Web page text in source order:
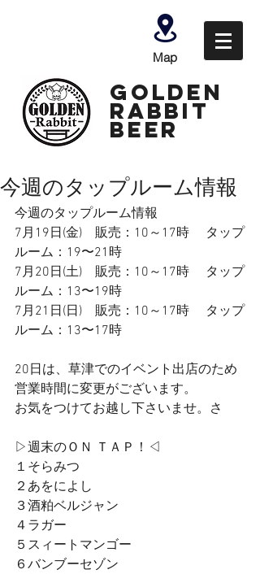
Map
GOLDEN
Rabbit
Beer
今週のタップルーム情報
今週のタップルーム情報
⁡7月19日(金)    販売：10～17時　 タップ
ルーム：19〜21時
7月20日(土)    販売：10～17時　 タップ
ルーム：13〜19時
7月21日(日)    販売：10～17時　 タップ
ルーム：13〜17時
20日は、草津でのイベント出店のため
営業時間に変更がございます。
お気をつけてお越し下さいませ。さ
▷週末のＯＮ ＴＡＰ！◁
１そらみつ
２あをによし
３酒粕ベルジャン
４ラガー
５スィートマンゴー
６バンブーセゾン